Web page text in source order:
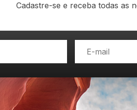
Cadastre-se e receba todas as